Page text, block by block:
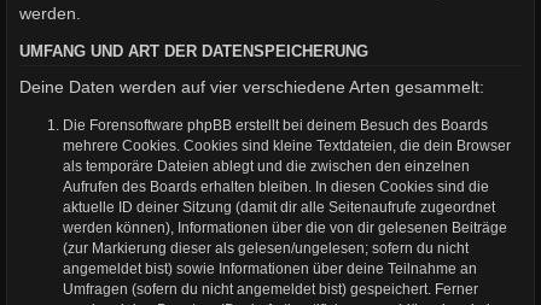
werden.
UMFANG UND ART DER DATENSPEICHERUNG
Deine Daten werden auf vier verschiedene Arten gesammelt:
Die Forensoftware phpBB erstellt bei deinem Besuch des Boards
mehrere Cookies. Cookies sind kleine Textdateien, die dein Browser
als temporäre Dateien ablegt und die zwischen den einzelnen
Aufrufen des Boards erhalten bleiben. In diesen Cookies sind die
aktuelle ID deiner Sitzung (damit dir alle Seitenaufrufe zugeordnet
werden können), Informationen über die von dir gelesenen Beiträge
(zur Markierung dieser als gelesen/ungelesen; sofern du nicht
angemeldet bist) sowie Informationen über deine Teilnahme an
Umfragen (sofern du nicht angemeldet bist) gespeichert. Ferner